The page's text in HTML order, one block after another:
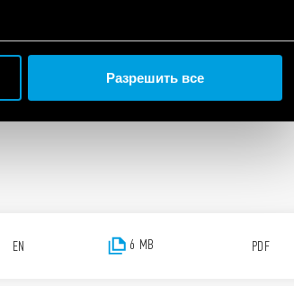
Разрешить все
EN 6 MB PDF